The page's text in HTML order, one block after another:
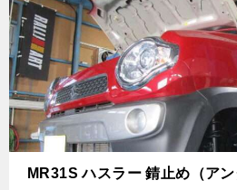
MR31S ハスラー 錆止め（アン